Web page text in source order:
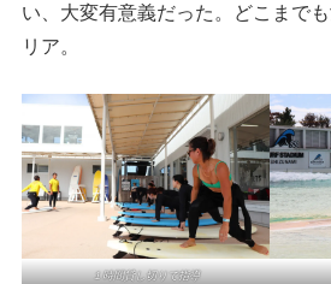
い、大変有意義だった。どこまで
リア。
１時間貸し切りで指導